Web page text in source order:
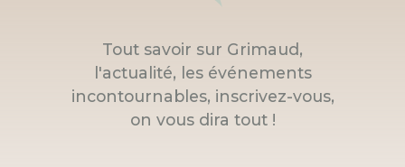
Tout savoir sur Grimaud,
l'actualité, les événements
incontournables, inscrivez-vous,
on vous dira tout !